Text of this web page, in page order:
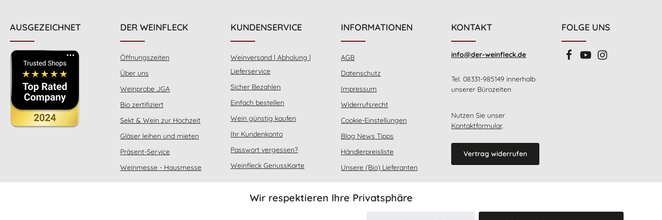
keiner mediterranen Küche. Doch
Rosmarin ist nicht nur ein Gewürz,
Heilkunde.Essig (latein: Acetum) wird
bereits seit tausenden von Jahren
hergestellt und ist somit eines der
ältesten Würz-und
Konservierungsmittel. Seinen
Ursprung hatte Essig in der Antike
(Rom, Ägypten), wo es gemischt mit
Wasser gerne auch als Getränk
genutzt wurde.
AUSGEZEICHNET DER WEINFLECK
Öffnungszeiten
Über uns
Weinprobe JGA
Bio zertifiziert
Sekt & Wein zur Hochzeit
Gläser leihen und mieten
Präsent-Service
Weinmesse - Hausmesse
KUNDENSERVICE
Weinversand | Abholung |
Lieferservice
Sicher Bezahlen
Einfach bestellen
Wein günstig kaufen
Ihr Kundenkonto
Passwort vergessen?
Weinfleck GenussKarte
INFORMATIONEN
AGB
Datenschutz
Impressum
Widerrufsrecht
Cookie-Einstellungen
Blog News Tipps
Händlerpreisliste
Unsere (Bio) Lieferanten
KONTAKT
info@der-weinfleck.de
Tel. 08331-985149 innerhalb
unserer Bürozeiten
Nutzen Sie unser
Kontaktformular.
Vertrag widerrufen
FOLGE UNS
Wir respektieren Ihre Privatsphäre